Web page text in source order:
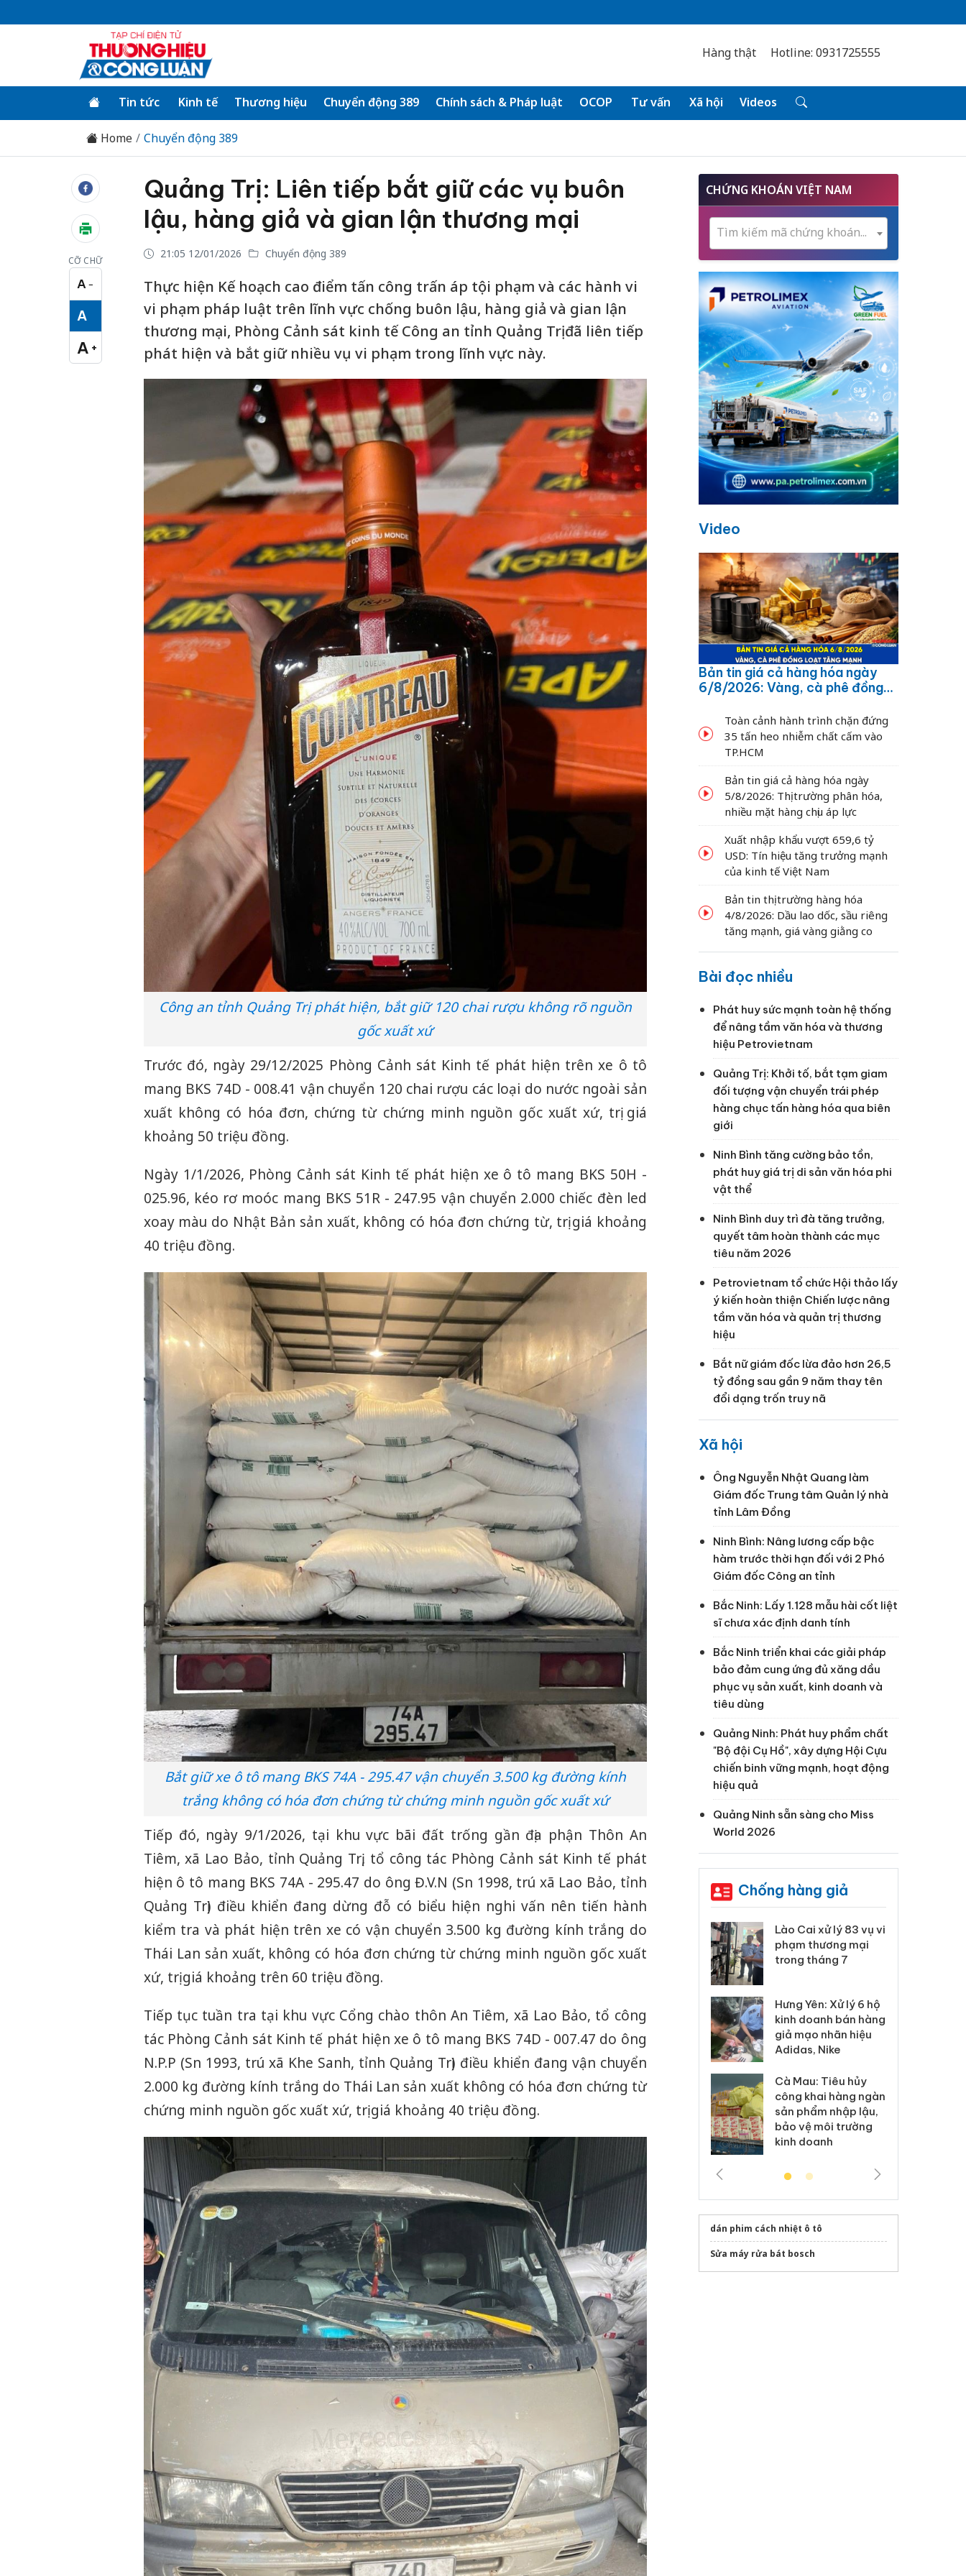
Hàng thật Hotline: 0931725555
Tin tức Kinh tế Thương hiệu Chuyển động 389 Chính sách & Pháp luật OCOP Tư vấn Xã hội Videos
Home Chuyển động 389
CỠ CHỮ
A −
Cỡ chữ nhỏ
A
Cỡ chữ vừa
A +
Cỡ chữ lớn
Quảng Trị: Liên tiếp bắt giữ các vụ buôn
lậu, hàng giả và gian lận thương mại
21:05 12/01/2026 Chuyển động 389
Thực hiện Kế hoạch cao điểm tấn công trấn áp tội phạm và các hành vi
vi phạm pháp luật trên lĩnh vực chống buôn lậu, hàng giả và gian lận
thương mại, Phòng Cảnh sát kinh tế Công an tỉnh Quảng Trị đã liên tiếp
phát hiện và bắt giữ nhiều vụ vi phạm trong lĩnh vực này.
Công an tỉnh Quảng Trị phát hiện, bắt giữ 120 chai rượu không rõ nguồn
gốc xuất xứ
Trước đó, ngày 29/12/2025 Phòng Cảnh sát Kinh tế phát hiện trên xe ô tô
mang BKS 74D - 008.41 vận chuyển 120 chai rượu các loại do nước ngoài sản
xuất không có hóa đơn, chứng từ chứng minh nguồn gốc xuất xứ, trị giá
khoảng 50 triệu đồng.
Ngày 1/1/2026, Phòng Cảnh sát Kinh tế phát hiện xe ô tô mang BKS 50H -
025.96, kéo rơ moóc mang BKS 51R - 247.95 vận chuyển 2.000 chiếc đèn led
xoay màu do Nhật Bản sản xuất, không có hóa đơn chứng từ, trị giá khoảng
40 triệu đồng.
Bắt giữ xe ô tô mang BKS 74A - 295.47 vận chuyển 3.500 kg đường kính
trắng không có hóa đơn chứng từ chứng minh nguồn gốc xuất xứ
Tiếp đó, ngày 9/1/2026, tại khu vực bãi đất trống gần địa phận Thôn An
Tiêm, xã Lao Bảo, tỉnh Quảng Trị, tổ công tác Phòng Cảnh sát Kinh tế phát
hiện ô tô mang BKS 74A - 295.47 do ông Đ.V.N (Sn 1998, trú xã Lao Bảo, tỉnh
Quảng Trị) điều khiển đang dừng đỗ có biểu hiện nghi vấn nên tiến hành
kiểm tra và phát hiện trên xe có vận chuyển 3.500 kg đường kính trắng do
Thái Lan sản xuất, không có hóa đơn chứng từ chứng minh nguồn gốc xuất
xứ, trị giá khoảng trên 60 triệu đồng.
Tiếp tục tuần tra tại khu vực Cổng chào thôn An Tiêm, xã Lao Bảo, tổ công
tác Phòng Cảnh sát Kinh tế phát hiện xe ô tô mang BKS 74D - 007.47 do ông
N.P.P (Sn 1993, trú xã Khe Sanh, tỉnh Quảng Trị) điều khiển đang vận chuyển
2.000 kg đường kính trắng do Thái Lan sản xuất không có hóa đơn chứng từ
chứng minh nguồn gốc xuất xứ, trị giá khoảng 40 triệu đồng.
CHỨNG KHOÁN VIỆT NAM
Tìm kiếm mã chứng khoán...
Video
Bản tin giá cả hàng hóa ngày
6/8/2026: Vàng, cà phê đồng
Toàn cảnh hành trình chặn đứng
35 tấn heo nhiễm chất cấm vào
TP.HCM
Bản tin giá cả hàng hóa ngày
5/8/2026: Thị trường phân hóa,
nhiều mặt hàng chịu áp lực
Xuất nhập khẩu vượt 659,6 tỷ
USD: Tín hiệu tăng trưởng mạnh
của kinh tế Việt Nam
Bản tin thị trường hàng hóa
4/8/2026: Dầu lao dốc, sầu riêng
tăng mạnh, giá vàng giằng co
Bài đọc nhiều
Phát huy sức mạnh toàn hệ thống
để nâng tầm văn hóa và thương
hiệu Petrovietnam
Quảng Trị: Khởi tố, bắt tạm giam
đối tượng vận chuyển trái phép
hàng chục tấn hàng hóa qua biên
giới
Ninh Bình tăng cường bảo tồn,
phát huy giá trị di sản văn hóa phi
vật thể
Ninh Bình duy trì đà tăng trưởng,
quyết tâm hoàn thành các mục
tiêu năm 2026
Petrovietnam tổ chức Hội thảo lấy
ý kiến hoàn thiện Chiến lược nâng
tầm văn hóa và quản trị thương
hiệu
Bắt nữ giám đốc lừa đảo hơn 26,5
tỷ đồng sau gần 9 năm thay tên
đổi dạng trốn truy nã
Xã hội
Ông Nguyễn Nhật Quang làm
Giám đốc Trung tâm Quản lý nhà
tỉnh Lâm Đồng
Ninh Bình: Nâng lương cấp bậc
hàm trước thời hạn đối với 2 Phó
Giám đốc Công an tỉnh
Bắc Ninh: Lấy 1.128 mẫu hài cốt liệt
sĩ chưa xác định danh tính
Bắc Ninh triển khai các giải pháp
bảo đảm cung ứng đủ xăng dầu
phục vụ sản xuất, kinh doanh và
tiêu dùng
Quảng Ninh: Phát huy phẩm chất
"Bộ đội Cụ Hồ", xây dựng Hội Cựu
chiến binh vững mạnh, hoạt động
hiệu quả
Quảng Ninh sẵn sàng cho Miss
World 2026
Chống hàng giả
Công an Thanh Hóa
tìm bị hại trong vụ
án sản xuất, buôn
Thanh Hóa: Tìm bị
hại trong vụ án buôn
bán bình sữa
Moyuum giả
An Giang: Đối tượng
chủ mưu đường dây
Lào Cai xử lý 83 vụ vi
phạm thương mại
trong tháng 7
Hưng Yên: Xử lý 6 hộ
kinh doanh bán hàng
giả mạo nhãn hiệu
Adidas, Nike
Cà Mau: Tiêu hủy
công khai hàng ngàn
sản phẩm nhập lậu,
bảo vệ môi trường
kinh doanh
dán phim cách nhiệt ô tô
Sửa máy rửa bát bosch